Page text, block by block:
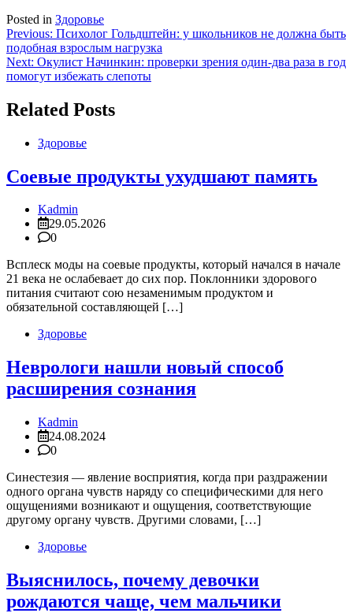
Posted in Здоровье
Навигация
по
записям
Previous: Психолог Гольдштейн: у школьников не должна быть
подобная взрослым нагрузка
Next: Окулист Начинкин: проверки зрения один-два раза в год
помогут избежать слепоты
Related Posts
Здоровье
Соевые продукты ухудшают память
Kadmin
29.05.2026
0
Всплеск моды на соевые продукты, который начался в начале
21 века не ослабевает до сих пор. Поклонники здорового
питания считают сою незаменимым продуктом и
обязательной составляющей […]
Здоровье
Неврологи нашли новый способ
расширения сознания
Kadmin
24.08.2024
0
​Синестезия — явление восприятия, когда при раздражении
одного органа чувств наряду со специфическими для него
ощущениями возникают и ощущения, соответствующие
другому органу чувств. Другими словами, […]
Здоровье
Выяснилось, почему девочки
рождаются чаще, чем мальчики